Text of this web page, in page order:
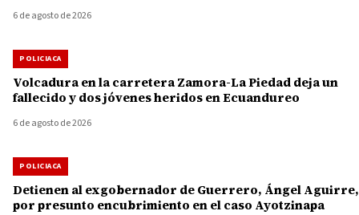
6 de agosto de 2026
POLICIACA
Volcadura en la carretera Zamora-La Piedad deja un
fallecido y dos jóvenes heridos en Ecuandureo
6 de agosto de 2026
POLICIACA
Detienen al exgobernador de Guerrero, Ángel Aguirre,
por presunto encubrimiento en el caso Ayotzinapa